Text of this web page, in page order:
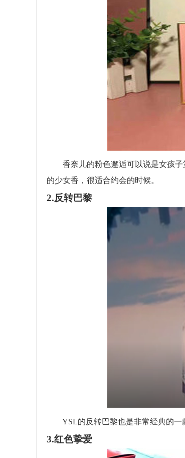
香奈儿的粉色邂逅可以说是女孩子
的少女香，很适合约会的时候。
2.反转巴黎
YSL的反转巴黎也是非常经典的一
3.红色挚爱